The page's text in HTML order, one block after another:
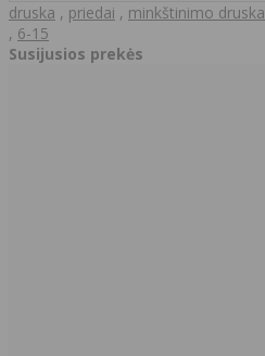
druska , priedai , minkštinimo druska
, 6-15
Susijusios prekės